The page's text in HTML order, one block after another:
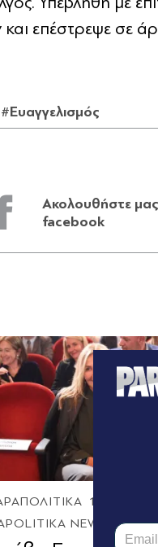
επέστρεψε σε
#Ευαγγελισμός
Ακολουθήστε
facebook
NEWSROOM